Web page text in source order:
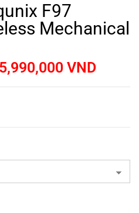
F97
Mechanical
5,990,000 VND